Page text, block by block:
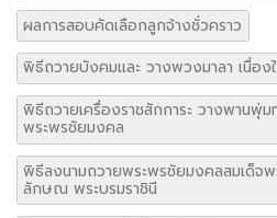
ผลการสอบคัดเลือกลูกจ้างชั่วคราว
พิธีถวายบังคมและ วางพวงมาลา เนื่อง
พิธีถวายเครื่องราชสักการะ วางพานพุ่
พระพรชัยมงคล
พิธีลงนามถวายพระพรชัยมงคลสมเด็จพ
ลักษณ พระบรมราชินี